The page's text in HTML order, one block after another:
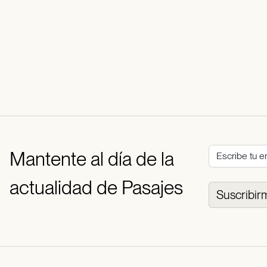
Mantente al día de la
actualidad de Pasajes